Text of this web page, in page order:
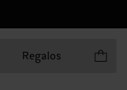
Regalos